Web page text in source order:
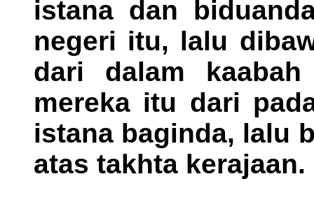
istana dan
negeri itu, lalu
dari dalam
mereka itu dari
istana baginda, lalu
atas takhta kerajaan.